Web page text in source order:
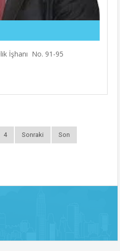
İşhanı No. 91-95
4 Sonraki Son